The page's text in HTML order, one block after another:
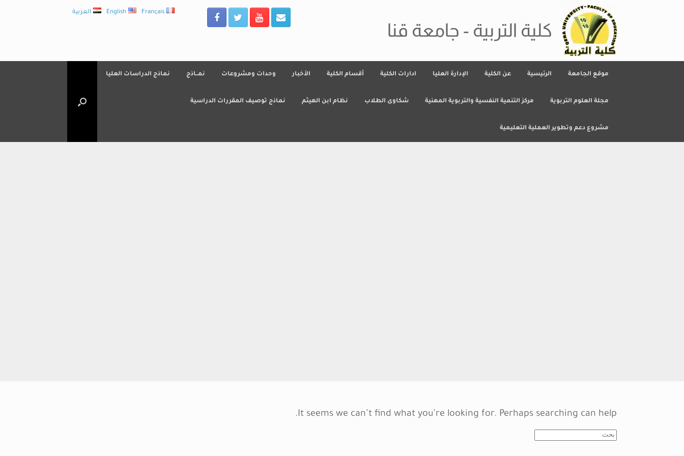
كلية التربية - جامعة قنا
العربية English Français
موقع الجامعة الرئيسية عن الكلية الإدارة العليا ادارات الكلية أقسام الكلية الأخبار وحدات ومشروعات نمــاذج نماذج الدراسات العليا
مجلة العلوم التربوية مركز التنمية النفسية والتربوية المهنية شكاوى الطلاب نظام ابن الهيثم نماذج توصيف المقررات الدراسية
مشروع دعم وتطوير العملية التعليمية
It seems we can’t find what you’re looking for. Perhaps searching can help.
Search